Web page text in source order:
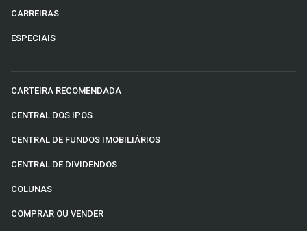
CARREIRAS
ESPECIAIS
CARTEIRA RECOMENDADA
CENTRAL DOS IPOS
CENTRAL DE FUNDOS IMOBILIÁRIOS
CENTRAL DE DIVIDENDOS
COLUNAS
COMPRAR OU VENDER